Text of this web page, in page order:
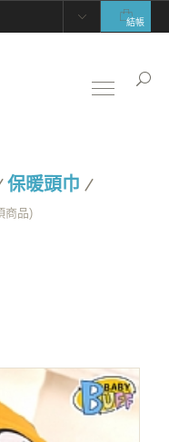
結帳
保暖頭巾 /
商品)